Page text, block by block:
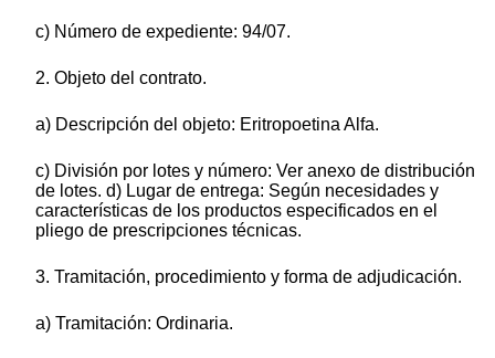
c) Número de expediente: 94/07.
2. Objeto del contrato.
a) Descripción del objeto: Eritropoetina Alfa.
c) División por lotes y número: Ver anexo de distribución
de lotes. d) Lugar de entrega: Según necesidades y
características de los productos especificados en el
pliego de prescripciones técnicas.
3. Tramitación, procedimiento y forma de adjudicación.
a) Tramitación: Ordinaria.